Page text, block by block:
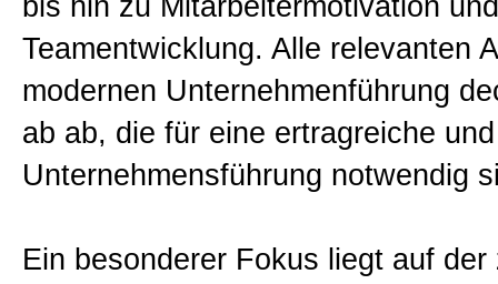
bis hin zu Mitarbeitermotivation und
Teamentwicklung. Alle relevanten
modernen Unternehmenführung
ab ab, die für eine ertragreiche
Unternehmensführung notwendig
Ein besonderer Fokus liegt auf